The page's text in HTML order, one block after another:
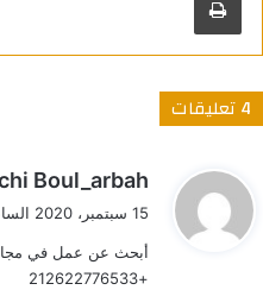
‫4 تعليقات
ي
ق
ل
Boul_arbah
15 سبتمبر، 2020 الساعة 5:14 م
أبحث عن عمل في مجال
+212622776533